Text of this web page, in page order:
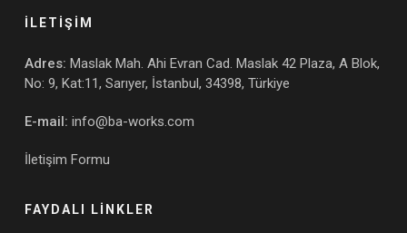
İLETİŞİM
Adres: Maslak Mah. Ahi Evran Cad. Maslak 42 Plaza, A Blok,
No: 9, Kat:11, Sarıyer, İstanbul, 34398, Türkiye
E-mail: info@ba-works.com
İletişim Formu
FAYDALI LİNKLER